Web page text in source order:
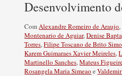
Desenvolvimento
ComAlexandre Romeiro de Araujo,
Montenario de Aguiar,Denise
Torres,Filipe Toscano de Brito
Karem Guimaraes Xavier Meireles,
Martinello Sanches,Mateus
Rosangela Maria Simeao e